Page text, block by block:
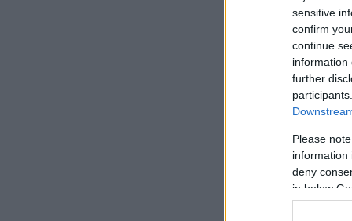
sensitive
confirm
continue
information
further
Please
information
deny
in below